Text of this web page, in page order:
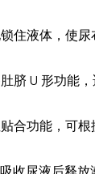
住液体，使
脐 U 形功能
合功能，可